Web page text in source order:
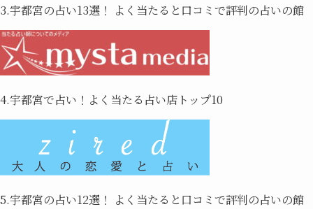
3.宇都宮の占い13選！ よく当たると口コミで評判の占いの館
4.宇都宮で占い！よく当たる占い店トップ10
5.宇都宮の占い12選！ よく当たると口コミで評判の占いの館